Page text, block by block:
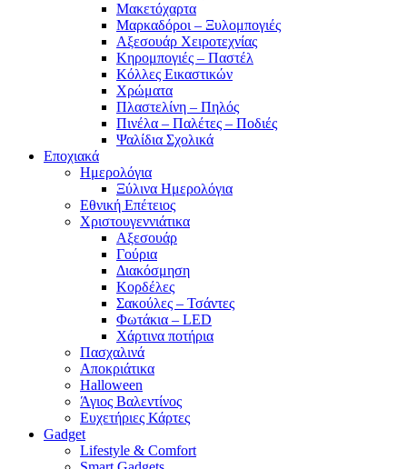
Μακετόχαρτα
Μαρκαδόροι – Ξυλομπογιές
Αξεσουάρ Χειροτεχνίας
Κηρομπογιές – Παστέλ
Κόλλες Εικαστικών
Χρώματα
Πλαστελίνη – Πηλός
Πινέλα – Παλέτες – Ποδιές
Ψαλίδια Σχολικά
Εποχιακά
Ημερολόγια
Ξύλινα Ημερολόγια
Εθνική Επέτειος
Χριστουγεννιάτικα
Αξεσουάρ
Γούρια
Διακόσμηση
Κορδέλες
Σακούλες – Τσάντες
Φωτάκια – LED
Χάρτινα ποτήρια
Πασχαλινά
Αποκριάτικα
Halloween
Άγιος Βαλεντίνος
Ευχετήριες Κάρτες
Gadget
Lifestyle & Comfort